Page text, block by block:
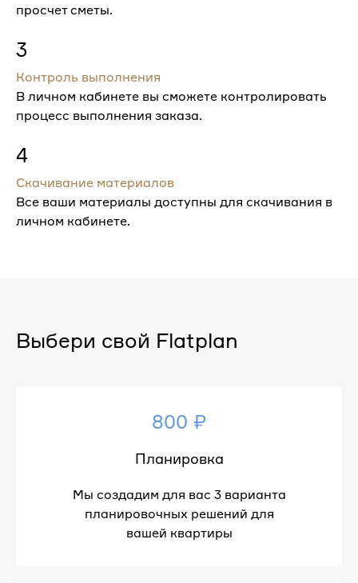
просчет сметы.
3
Контроль выполнения
В личном кабинете вы сможете контролировать
процесс выполнения заказа.
4
Скачивание материалов
Все ваши материалы доступны для скачивания в
личном кабинете.
Выбери свой Flatplan
800 ₽
Планировка
Мы создадим для вас 3 варианта
планировочных решений для
вашей квартиры